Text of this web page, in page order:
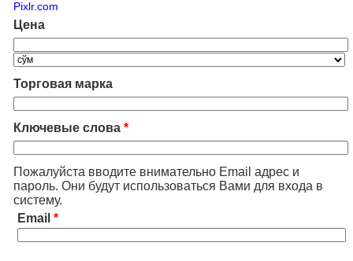
Pixlr.com
Цена
Торговая марка
Ключевые слова *
Пожалуйста вводите внимательно Email адрес и
пароль. Они будут использоваться Вами для входа в
систему.
Email *